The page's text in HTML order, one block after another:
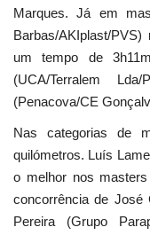
Marques. Já em
Barbas/AKIplast/
um tempo de
(UCA/Terralem
(Penacova/CE
Nas categorias de
quilómetros. Luís
o melhor nos
concorrência de José
Pereira (Grupo